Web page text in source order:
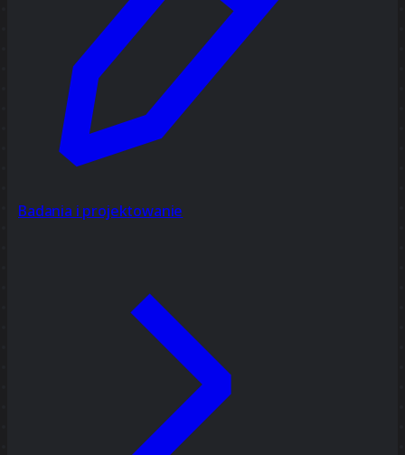
Badania i projektowanie